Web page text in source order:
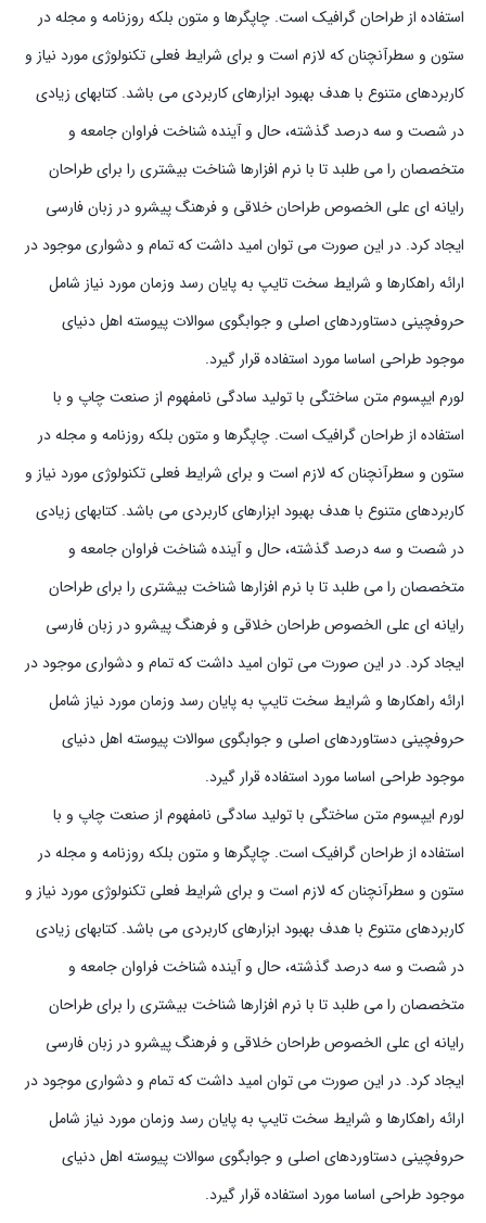
استفاده از طراحان گرافیک است. چاپگرها و متون بلکه روزنامه و مجله در
ستون و سطرآنچنان که لازم است و برای شرایط فعلی تکنولوژی مورد نیاز و
کاربردهای متنوع با هدف بهبود ابزارهای کاربردی می باشد. کتابهای زیادی
در شصت و سه درصد گذشته، حال و آینده شناخت فراوان جامعه و
متخصصان را می طلبد تا با نرم افزارها شناخت بیشتری را برای طراحان
رایانه ای علی الخصوص طراحان خلاقی و فرهنگ پیشرو در زبان فارسی
ایجاد کرد. در این صورت می توان امید داشت که تمام و دشواری موجود در
ارائه راهکارها و شرایط سخت تایپ به پایان رسد وزمان مورد نیاز شامل
حروفچینی دستاوردهای اصلی و جوابگوی سوالات پیوسته اهل دنیای
موجود طراحی اساسا مورد استفاده قرار گیرد.
لورم ایپسوم متن ساختگی با تولید سادگی نامفهوم از صنعت چاپ و با
استفاده از طراحان گرافیک است. چاپگرها و متون بلکه روزنامه و مجله در
ستون و سطرآنچنان که لازم است و برای شرایط فعلی تکنولوژی مورد نیاز و
کاربردهای متنوع با هدف بهبود ابزارهای کاربردی می باشد. کتابهای زیادی
در شصت و سه درصد گذشته، حال و آینده شناخت فراوان جامعه و
متخصصان را می طلبد تا با نرم افزارها شناخت بیشتری را برای طراحان
رایانه ای علی الخصوص طراحان خلاقی و فرهنگ پیشرو در زبان فارسی
ایجاد کرد. در این صورت می توان امید داشت که تمام و دشواری موجود در
ارائه راهکارها و شرایط سخت تایپ به پایان رسد وزمان مورد نیاز شامل
حروفچینی دستاوردهای اصلی و جوابگوی سوالات پیوسته اهل دنیای
موجود طراحی اساسا مورد استفاده قرار گیرد.
لورم ایپسوم متن ساختگی با تولید سادگی نامفهوم از صنعت چاپ و با
استفاده از طراحان گرافیک است. چاپگرها و متون بلکه روزنامه و مجله در
ستون و سطرآنچنان که لازم است و برای شرایط فعلی تکنولوژی مورد نیاز و
کاربردهای متنوع با هدف بهبود ابزارهای کاربردی می باشد. کتابهای زیادی
در شصت و سه درصد گذشته، حال و آینده شناخت فراوان جامعه و
متخصصان را می طلبد تا با نرم افزارها شناخت بیشتری را برای طراحان
رایانه ای علی الخصوص طراحان خلاقی و فرهنگ پیشرو در زبان فارسی
ایجاد کرد. در این صورت می توان امید داشت که تمام و دشواری موجود در
ارائه راهکارها و شرایط سخت تایپ به پایان رسد وزمان مورد نیاز شامل
حروفچینی دستاوردهای اصلی و جوابگوی سوالات پیوسته اهل دنیای
موجود طراحی اساسا مورد استفاده قرار گیرد.